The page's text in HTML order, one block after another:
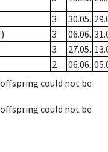
3 30.05.
3 06.06.
3 27.05.
2 06.06.
could not be
could not be